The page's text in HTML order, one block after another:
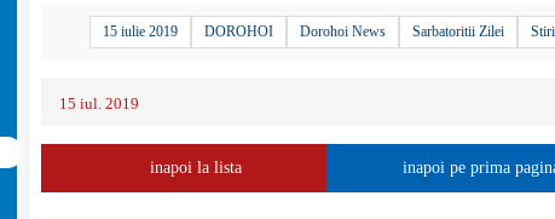
15 iulie 2019 DOROHOI Dorohoi News Sarbatoritii Zilei Stiri
15 iul. 2019
inapoi la lista inapoi pe prima